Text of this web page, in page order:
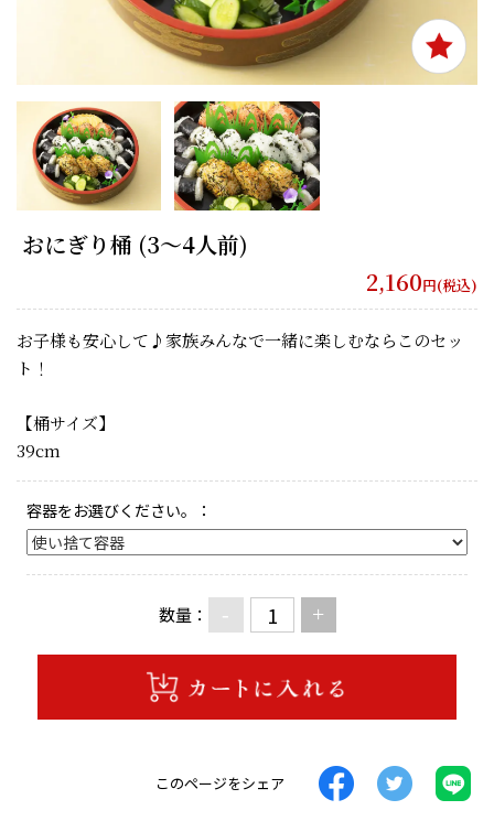
おにぎり桶 (3〜4人前)
2,160円(税込)
お子様も安心して♪家族みんなで一緒に楽しむならこのセッ
ト！
【桶サイズ】
39cm
容器をお選びください。：
数量： - +
このページをシェア